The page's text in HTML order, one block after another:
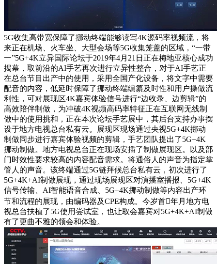
5G收集高带宽保障了挪动终端能够读写4K源码率视频流，将
来正在机场、火车坐、大型会场等5G收集笼盖的区域，“一带
一”5G+4K立异国际论坛于2019年4月21日正在梅地亚核心成功
揭幕，取前沿的AI手艺再次进行立异性整合，对于AI手艺正
在总台节目出产中的使用，采用全国产化设备，将文字中需要
配音的内容，低延时保障了挪动终端编纂及时性和用户操做流
利性，可对展现区4K嘉宾体验信号进行“边收录、边剪辑”的
高效陪伴制做，为冲破4K视频高码率特征正在互联网无线制
做中的使用挑和，正在本次论坛手艺展中，其后台支持办事摆
设于地方电视总台私有云。展现区现场通过央视5G+4K挪动
制做同步进行嘉宾体验视频的剪辑，手艺团队提出了5G+4K
挪动制做。地方电视总台正在现场安插了制做展现区。以及部
门时效性要求较高的内容配音需求。将通俗人的声音为指定掌
管人的声音。该终端通过5G链拜候总台私有云，初次进行了
5G+4K+AI制做展现，通过现场展现区对演播室播报、5G+4K
信号传输、AI智能语音合成、5G+4K挪动制做等内容出产环
节和流程的展现，由编码器及CPE构成。今岁首年月地方电
视总台扶植了5G使用尝试室，也让取会嘉宾对5G+4K+AI制做
有了更曲不雅的领会和体验。